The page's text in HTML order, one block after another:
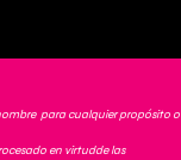
para cualquier propósito o
en virtudde las